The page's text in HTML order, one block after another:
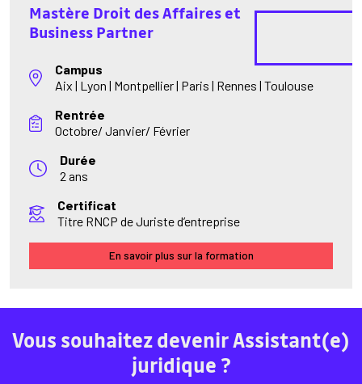
Mastère Droit des Affaires et
Business Partner
Campus
Aix | Lyon | Montpellier | Paris | Rennes | Toulouse
Rentrée
Octobre/ Janvier/ Février
Durée
2 ans
Certificat
Titre RNCP de Juriste d’entreprise
En savoir plus sur la formation
Vous souhaitez devenir Assistant(e)
juridique ?